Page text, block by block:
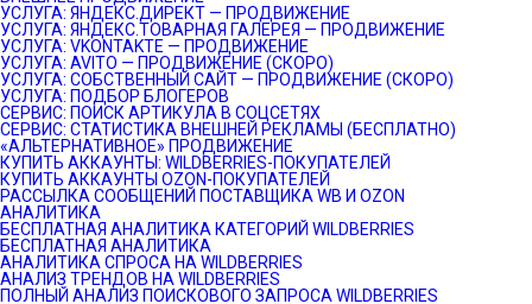
УСЛУГА: ЯНДЕКС.ДИРЕКТ — ПРОДВИЖЕНИЕ
УСЛУГА: ЯНДЕКС.ТОВАРНАЯ ГАЛЕРЕЯ — ПРОДВИЖЕНИЕ
УСЛУГА: VKONTAKTE — ПРОДВИЖЕНИЕ
УСЛУГА: AVITO — ПРОДВИЖЕНИЕ (СКОРО)
УСЛУГА: СОБСТВЕННЫЙ САЙТ — ПРОДВИЖЕНИЕ (СКОРО)
УСЛУГА: ПОДБОР БЛОГЕРОВ
СЕРВИС: ПОИСК АРТИКУЛА В СОЦСЕТЯХ
СЕРВИС: СТАТИСТИКА ВНЕШНЕЙ РЕКЛАМЫ (БЕСПЛАТНО)
«АЛЬТЕРНАТИВНОЕ» ПРОДВИЖЕНИЕ
КУПИТЬ АККАУНТЫ: WILDBERRIES-ПОКУПАТЕЛЕЙ
КУПИТЬ АККАУНТЫ OZON-ПОКУПАТЕЛЕЙ
РАССЫЛКА СООБЩЕНИЙ ПОСТАВЩИКА WB И OZON
АНАЛИТИКА
БЕСПЛАТНАЯ АНАЛИТИКА КАТЕГОРИЙ WILDBERRIES
БЕСПЛАТНАЯ АНАЛИТИКА
АНАЛИТИКА СПРОСА НА WILDBERRIES
АНАЛИЗ ТРЕНДОВ НА WILDBERRIES
ПОЛНЫЙ АНАЛИЗ ПОИСКОВОГО ЗАПРОСА WILDBERRIES